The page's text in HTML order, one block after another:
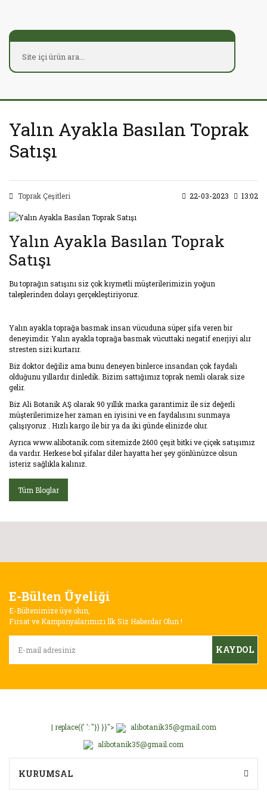
Yalın Ayakla Basılan Toprak
Satışı
Toprak Çeşitleri 22-03-2023 13:02
Yalın Ayakla Basılan Toprak
Satışı
Bu toprağın satışını siz çok kıymetli müşterilerimizin yoğun
taleplerinden dolayı gerçekleştiriyoruz.
Yalın ayakla toprağa basmak insan vücuduna süper şifa veren bir
deneyimdir. Yalın ayakla toprağa basmak vücuttaki negatif enerjiyi alır
stresten sizi kurtarır.
Biz doktor değiliz ama bunu deneyen binlerce insandan çok faydalı
olduğunu yıllardır dinledik. Bizim sattığımız toprak nemli olarak size
gelir.
Biz Ali Botanik AŞ olarak 90 yıllık marka garantimiz ile siz değerli
müşterilerimize her zaman en iyisini ve en faydalısını sunmaya
çalışıyoruz . Hızlı kargo ile bir ya da iki günde elinizde olur.
Ayrıca www.alibotanik.com sitemizde 2600 çeşit bitki ve çiçek satışımız
da vardır. Herkese bol şifalar diler hayatta her şey gönlünüzce olsun
isteriz sağlıkla kalınız.
Tüm Bloglar
E-Bülten Üyeliği
E-Bültenimize üye olun,
Fırsat ve Kampanyalarımızı İlk Siz Haberdar Olun !
KAYDOL
| replace({' ': ''}) }}">
alibotanik35@gmail.com
alibotanik35@gmail.com
KURUMSAL